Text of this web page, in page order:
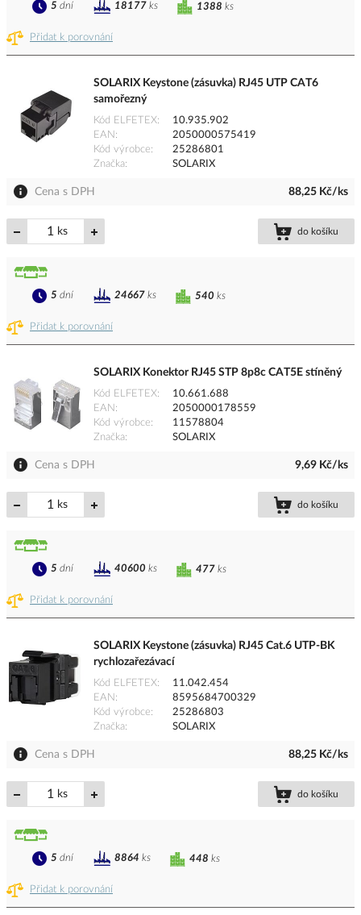
Přidat k porovnání
1388 ks
5 dní 18177 ks
SOLARIX Keystone (zásuvka) RJ45 UTP CAT6
samořezný
Kód ELFETEX
10.935.902
EAN
2050000575419
Kód výrobce
25286801
Značka
SOLARIX
Cena s DPH 88,25 Kč/ks
ks do košíku
Přidat k porovnání
540 ks
5 dní 24667 ks
SOLARIX Konektor RJ45 STP 8p8c CAT5E stíněný
Kód ELFETEX
10.661.688
EAN
2050000178559
Kód výrobce
11578804
Značka
SOLARIX
Cena s DPH 9,69 Kč/ks
ks do košíku
Přidat k porovnání
477 ks
5 dní 40600 ks
SOLARIX Keystone (zásuvka) RJ45 Cat.6 UTP-BK
rychlozařezávací
Kód ELFETEX
11.042.454
EAN
8595684700329
Kód výrobce
25286803
Značka
SOLARIX
Cena s DPH 88,25 Kč/ks
ks do košíku
Přidat k porovnání
448 ks
5 dní 8864 ks